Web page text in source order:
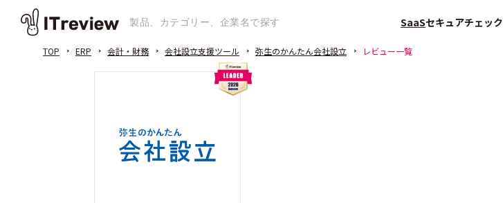
SaaSセキュアチェック
TOP ERP 会計・財務 会社設立支援ツール 弥生のかんたん会社設立 レビュー一覧